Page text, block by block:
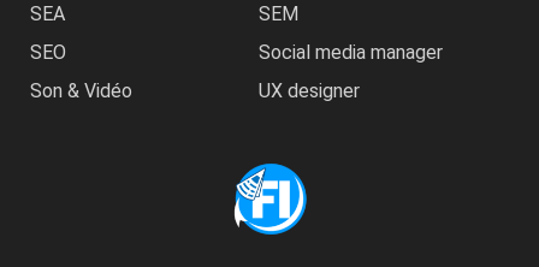
SEA
SEM
SEO
Social media manager
Son & Vidéo
UX designer